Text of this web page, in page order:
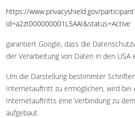
https://www.privacyshield.gov/
id=a2zt000000001L5AAI&status=Active
garantiert Google, dass die
der Verarbeitung von Daten in den USA
Um die Darstellung bestimmter
Internetauftritt zu ermöglichen, wird bei
Internetauftritts eine Verbindung zu
aufgebaut.